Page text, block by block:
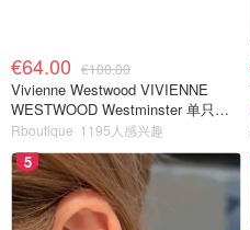
€64.00 €100.00
Vivienne Westwood VIVIENNE
WESTWOOD Westminster 单只耳
环
Rboutique 1195人感兴趣
5